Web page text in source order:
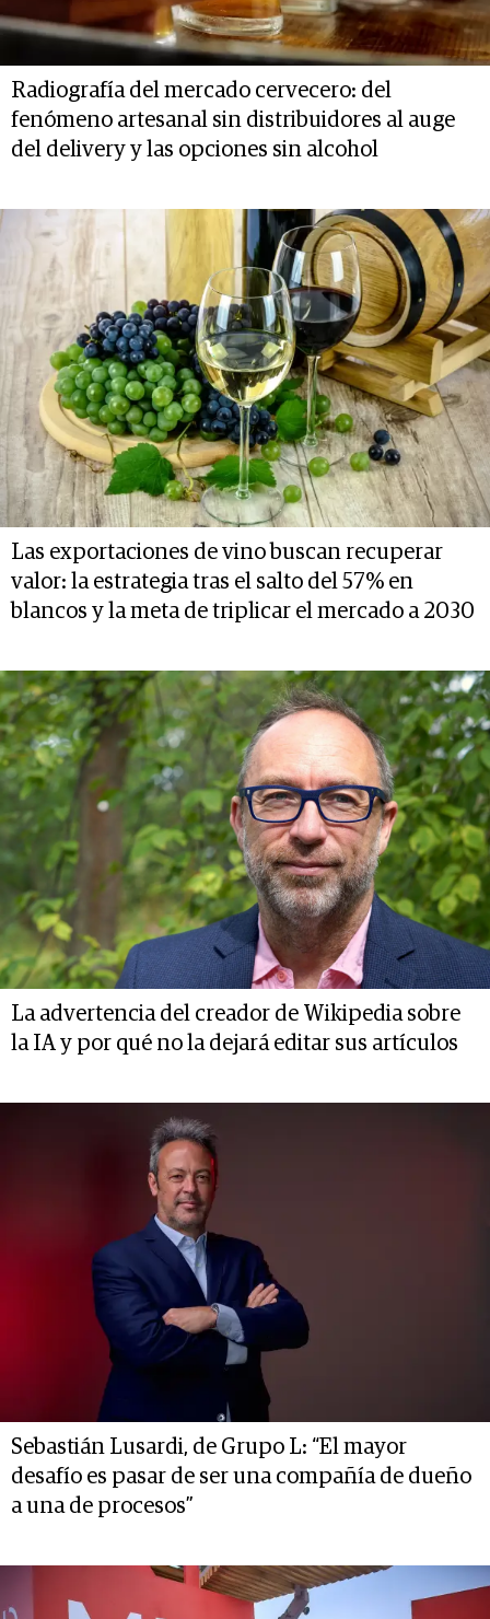
Radiografía del mercado cervecero: del
fenómeno artesanal sin distribuidores al auge
del delivery y las opciones sin alcohol
Las exportaciones de vino buscan recuperar
valor: la estrategia tras el salto del 57% en
blancos y la meta de triplicar el mercado a 2030
La advertencia del creador de Wikipedia sobre
la IA y por qué no la dejará editar sus artículos
Sebastián Lusardi, de Grupo L: “El mayor
desafío es pasar de ser una compañía de dueño
a una de procesos”